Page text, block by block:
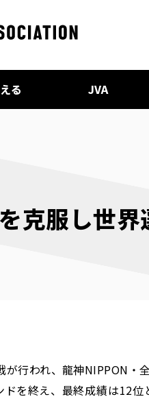
る JVA
克服し世界
行われ、龍神NIPPON・
を終え、 最終成績は12位